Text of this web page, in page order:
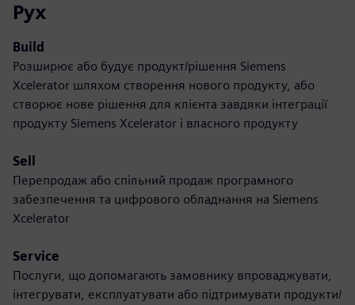
Рух
Build
Розширює або будує продукт/рішення Siemens
Xcelerator шляхом створення нового продукту, або
створює нове рішення для клієнта завдяки інтеграції
продукту Siemens Xcelerator і власного продукту
Sell
Перепродаж або спільний продаж програмного
забезпечення та цифрового обладнання на Siemens
Xcelerator
Service
Послуги, що допомагають замовнику впроваджувати,
інтегрувати, експлуатувати або підтримувати продукти/